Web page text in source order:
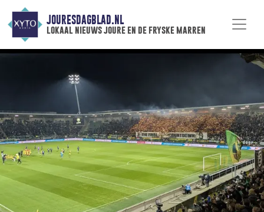
JOURESDAGBLAD.NL
lokaal nieuws joure en de fryske marren